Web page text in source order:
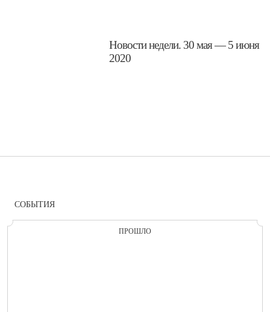
​Новости недели. 30 мая — 5 июня
2020
СОБЫТИЯ
ПРОШЛО